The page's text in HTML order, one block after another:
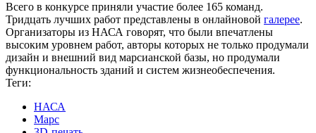
Всего в конкурсе приняли участие более 165 команд.
Тридцать лучших работ представлены в онлайновой галерее.
Организаторы из НАСА говорят, что были впечатлены
высоким уровнем работ, авторы которых не только продумали
дизайн и внешний вид марсианской базы, но продумали
функциональность зданий и систем жизнеобеспечения.
Теги:
НАСА
Марс